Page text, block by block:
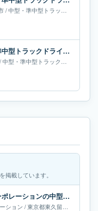
/中型・準中型トラックドライバー
サンライン株式会社の中型・準中型トラックドライバー求人｜東京都足立区｜月給55万-65万円
/中型・準中型トラックドライバー
掲載しています。
有限会社エスゼットケー・コーポレーションの中型・準中型トラックドライバー求人｜東京都東久留米市｜月給38万-63万円
ション /東京都東久留米市